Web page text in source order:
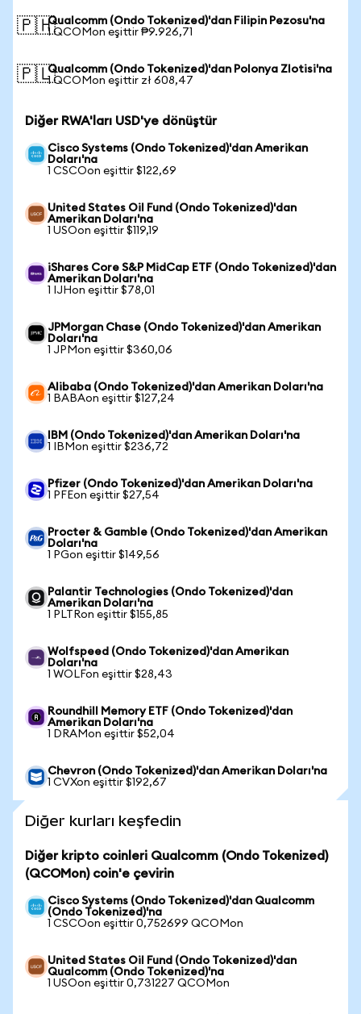
🇵🇭Qualcomm (Ondo Tokenized)'dan Filipin Pezosu'na
1 QCOMon eşittir ₱9.926,71
🇵🇱Qualcomm (Ondo Tokenized)'dan Polonya Zlotisi'na
1 QCOMon eşittir zł 608,47
Diğer RWA'ları USD'ye dönüştür
Cisco Systems (Ondo Tokenized)'dan Amerikan
Doları'na
1 CSCOon eşittir $122,69
United States Oil Fund (Ondo Tokenized)'dan
Amerikan Doları'na
1 USOon eşittir $119,19
iShares Core S&P MidCap ETF (Ondo Tokenized)'dan
Amerikan Doları'na
1 IJHon eşittir $78,01
JPMorgan Chase (Ondo Tokenized)'dan Amerikan
Doları'na
1 JPMon eşittir $360,06
Alibaba (Ondo Tokenized)'dan Amerikan Doları'na
1 BABAon eşittir $127,24
IBM (Ondo Tokenized)'dan Amerikan Doları'na
1 IBMon eşittir $236,72
Pfizer (Ondo Tokenized)'dan Amerikan Doları'na
1 PFEon eşittir $27,54
Procter & Gamble (Ondo Tokenized)'dan Amerikan
Doları'na
1 PGon eşittir $149,56
Palantir Technologies (Ondo Tokenized)'dan
Amerikan Doları'na
1 PLTRon eşittir $155,85
Wolfspeed (Ondo Tokenized)'dan Amerikan
Doları'na
1 WOLFon eşittir $28,43
Roundhill Memory ETF (Ondo Tokenized)'dan
Amerikan Doları'na
1 DRAMon eşittir $52,04
Chevron (Ondo Tokenized)'dan Amerikan Doları'na
1 CVXon eşittir $192,67
Diğer kurları keşfedin
Diğer kripto coinleri Qualcomm (Ondo Tokenized)
(QCOMon) coin'e çevirin
Cisco Systems (Ondo Tokenized)'dan Qualcomm
(Ondo Tokenized)'na
1 CSCOon eşittir 0,752699 QCOMon
United States Oil Fund (Ondo Tokenized)'dan
Qualcomm (Ondo Tokenized)'na
1 USOon eşittir 0,731227 QCOMon